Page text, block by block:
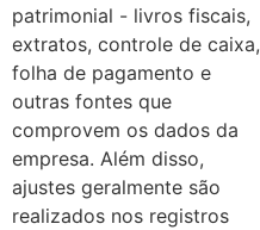
patrimonial - livros fiscais,
extratos, controle de caixa,
folha de pagamento e
outras fontes que
comprovem os dados da
empresa. Além disso,
ajustes geralmente são
realizados nos registros